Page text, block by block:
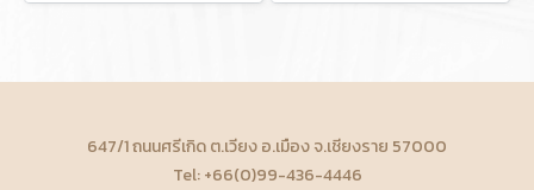
647/1 ถนนศรีเกิด ต.เวียง อ.เมือง จ.เชียงราย 57000
Tel: +66(0)99-436-4446